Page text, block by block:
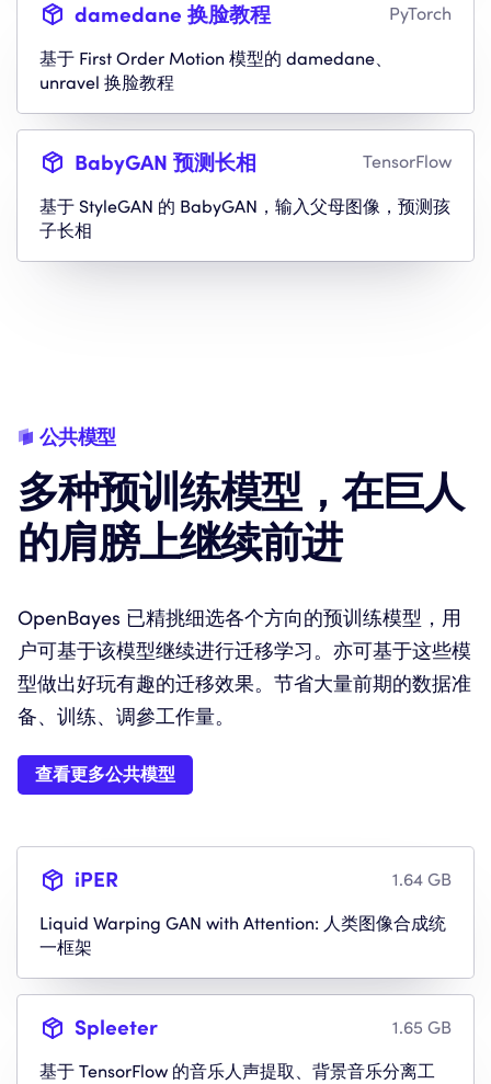
damedane 换脸教程 PyTorch
基于 First Order Motion 模型的 damedane、
unravel 换脸教程
BabyGAN 预测长相 TensorFlow
基于 StyleGAN 的 BabyGAN，输入父母图像，预测孩
子长相
公共模型
多种预训练模型 ，在巨人
的肩膀上继续前进
OpenBayes 已精挑细选各个方向的预训练模型，用
户可基于该模型继续进行迁移学习。亦可基于这些模
型做出好玩有趣的迁移效果。节省大量前期的数据准
备、训练、调參工作量。
查看更多公共模型
iPER 1.64 GB
Liquid Warping GAN with Attention: 人类图像合成统
一框架
Spleeter 1.65 GB
基于 TensorFlow 的音乐人声提取、背景音乐分离工